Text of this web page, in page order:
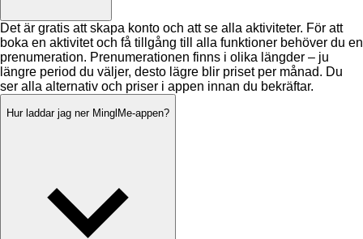
Det är gratis att skapa konto och att se alla aktiviteter. För att
boka en aktivitet och få tillgång till alla funktioner behöver du en
prenumeration. Prenumerationen finns i olika längder – ju
längre period du väljer, desto lägre blir priset per månad. Du
ser alla alternativ och priser i appen innan du bekräftar.
Hur laddar jag ner MinglMe-appen?